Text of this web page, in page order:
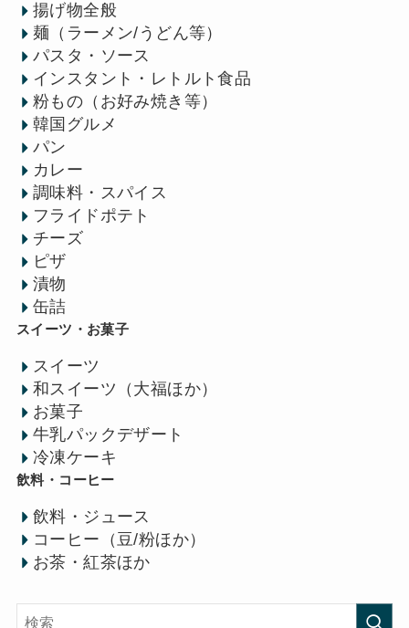
揚げ物全般
麺（ラーメン/うどん等）
パスタ・ソース
インスタント・レトルト食品
粉もの（お好み焼き等）
韓国グルメ
パン
カレー
調味料・スパイス
フライドポテト
チーズ
ピザ
漬物
缶詰
スイーツ・お菓子
スイーツ
和スイーツ（大福ほか）
お菓子
牛乳パックデザート
冷凍ケーキ
飲料・コーヒー
飲料・ジュース
コーヒー（豆/粉ほか）
お茶・紅茶ほか